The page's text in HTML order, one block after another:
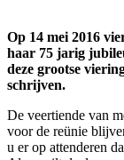
Op 14 mei 2016
haar 75 jarig
deze grootse
schrijven.
De veertiende van
voor de reünie
u er op attenderen